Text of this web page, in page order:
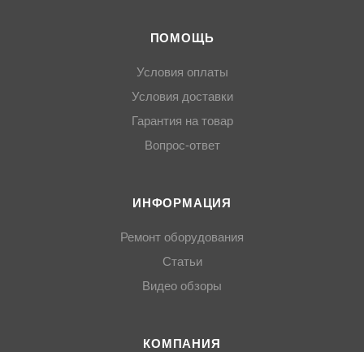
ПОМОЩЬ
Условия оплаты
Условия доставки
Гарантия на товар
Вопрос-ответ
ИНФОРМАЦИЯ
Ремонт оборудования
Статьи
Видео обзоры
КОМПАНИЯ